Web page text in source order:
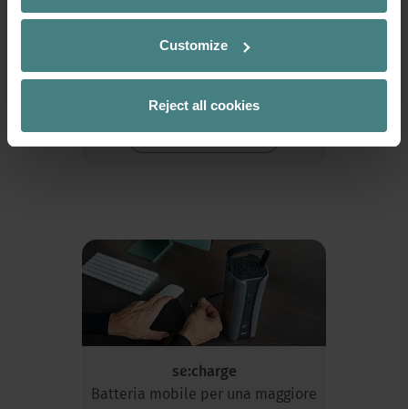
Customize
Reject all cookies
perfetto per il tavolo
se:charge
Batteria mobile per una maggiore